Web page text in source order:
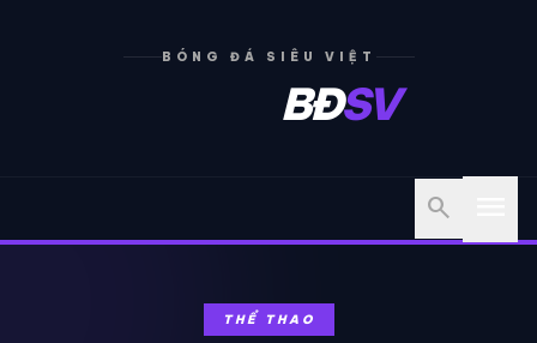
BÓNG ĐÁ SIÊU VIỆT
BĐSV
search
THỂ THAO